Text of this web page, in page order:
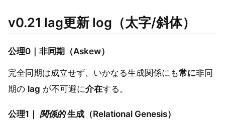
v0.21 lag更新 log（太字/斜体）
公理0｜非同期（Askew）
完全同期は成立せず、いかなる生成関係にも常に非同
期の lag が不可避に介在する。
公理1｜ 関係的生成（Relational Genesis）